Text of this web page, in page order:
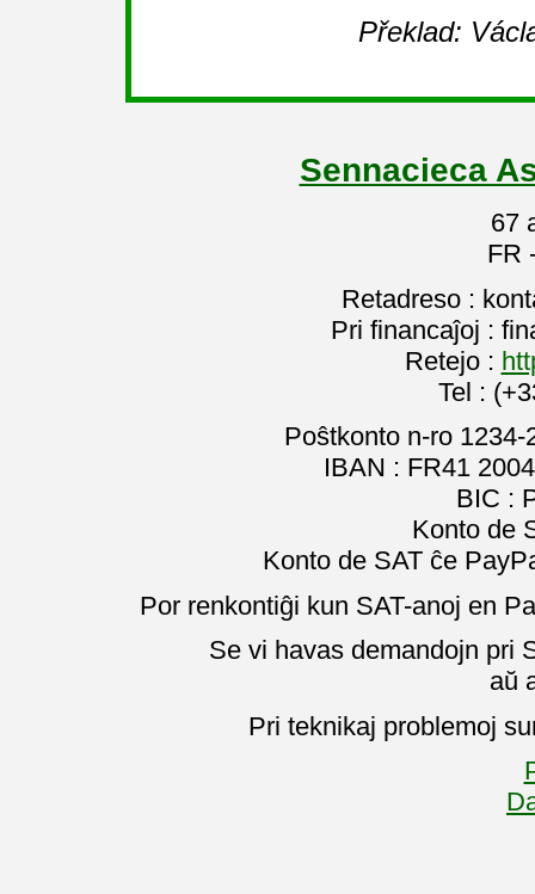
Překlad:
Sennacieca
67
FR
Retadreso :
Pri financaĵoj :
Retejo :
Tel :
Poŝtkonto n-ro
IBAN : FR41
BIC :
Konto de
Konto de SAT ĉe
Por renkontiĝi kun SAT-anoj en
Se vi havas demandojn pri
aŭ
Pri teknikaj problemoj